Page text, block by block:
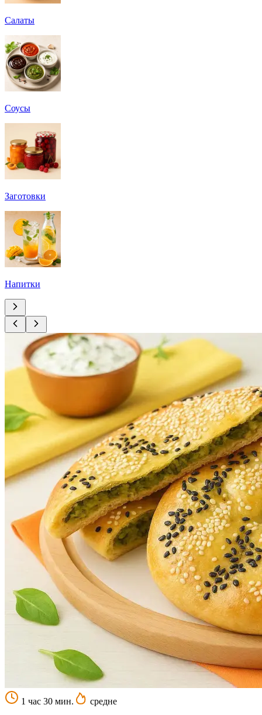
Салаты
Соусы
Заготовки
Напитки
1 час 30 мин.
средне